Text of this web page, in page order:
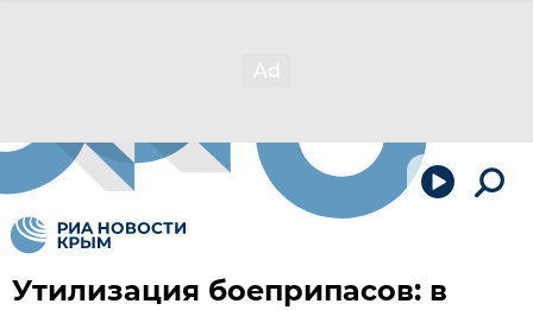
Утилизация боеприпасов: в